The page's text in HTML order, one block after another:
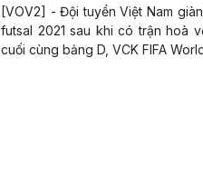
[VOV2] - Đội tuyển Việt Nam
futsal 2021 sau khi có trận hoà
cuối cùng bảng D, VCK FIFA